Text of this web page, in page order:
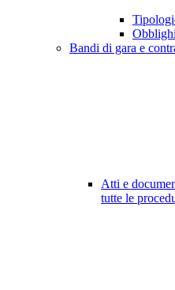
Bandi di gara e
Atti e
tutte le